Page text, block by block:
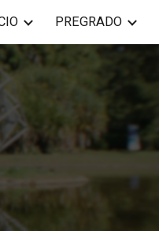
PREGRADO